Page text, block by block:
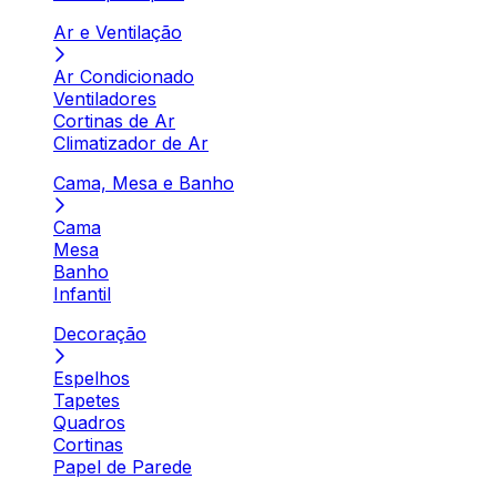
Ar e Ventilação
Ar Condicionado
Ventiladores
Cortinas de Ar
Climatizador de Ar
Cama, Mesa e Banho
Cama
Mesa
Banho
Infantil
Decoração
Espelhos
Tapetes
Quadros
Cortinas
Papel de Parede